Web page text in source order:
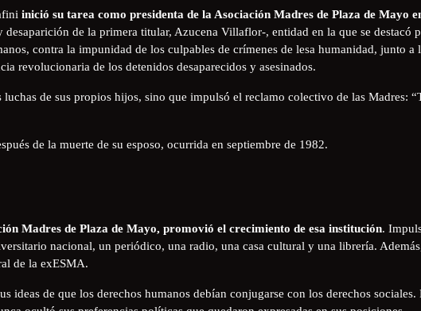
inició su tarea como presidenta de la Asociación Madres de Plaza de Mayo
desaparición de la primera titular, Azucena Villaflor-, entidad en la que se destacó
contra la impunidad de los culpables de crímenes de lesa humanidad, junto a
revolucionaria de los detenidos desaparecidos y asesinados.
de sus propios hijos, sino que impulsó el reclamo colectivo de las Madres:
de la muerte de su esposo, ocurrida en septiembre de 1982.
Madres de Plaza de Mayo, promovió el crecimiento de esa institución.
nacional, un periódico, una radio, una casa cultural y una librería.
de la exESMA.
ideas de que los derechos humanos debían conjugarse con los derechos sociales.